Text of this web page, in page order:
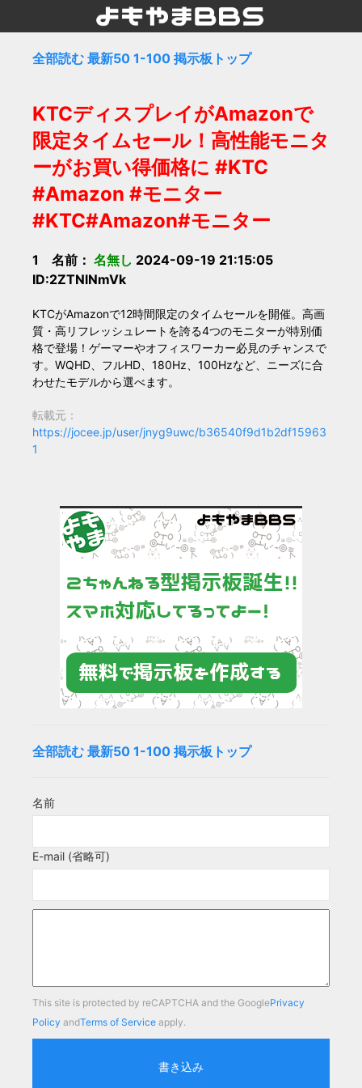
全部読む 最新50 1-100 掲示板トップ
KTCディスプレイがAmazonで
限定タイムセール！高性能モニタ
ーがお買い得価格に #KTC
#Amazon #モニター
#KTC#Amazon#モニター
1 名前： 名無し 2024-09-19 21:15:05
ID:2ZTNlNmVk
KTCがAmazonで12時間限定のタイムセールを開催。高画
質・高リフレッシュレートを誇る4つのモニターが特別価
格で登場！ゲーマーやオフィスワーカー必見のチャンスで
す。WQHD、フルHD、180Hz、100Hzなど、ニーズに合
わせたモデルから選べます。
転載元：
https://jocee.jp/user/jnyg9uwc/b36540f9d1b2df15963
1
全部読む 最新50 1-100 掲示板トップ
名前
E-mail (省略可)
This site is protected by reCAPTCHA and the GooglePrivacy
Policy andTerms of Service apply.
書き込み